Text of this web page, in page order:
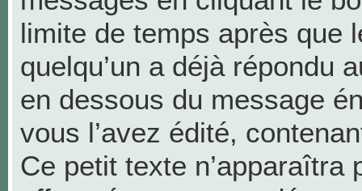
limite de temps après que
quelqu’un a déjà répondu
en dessous du message
vous l’avez édité,
Ce petit texte n’apparaîtra